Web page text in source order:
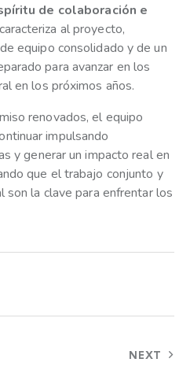
de colaboración e
al proyecto,
equipo consolidado y de un
para avanzar en los
en los próximos años.
renovados, el equipo
impulsando
y generar un impacto real en
que el trabajo conjunto y
son la clave para enfrentar los
NEXT